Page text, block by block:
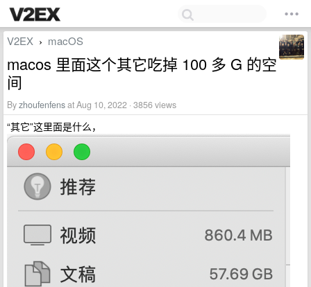
V2EX › macOS
macos 里面这个其它吃掉 100 多 G 的空
间
Byzhoufenfensat Aug 10, 2022 · 3856 views
“其它”这里面是什么，